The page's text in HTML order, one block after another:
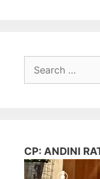
CP: ANDINI